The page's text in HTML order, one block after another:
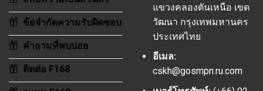
ข้อจำกัดความรับผิดชอบ
คำถามที่พบบ่อย
ติดต่อ F168
แขวงคลองตันเหนือ เขต
วัฒนา กรุงเทพมหานคร
ประเทศไทย
อีเมล:
cskh@gosmpn.ru.com